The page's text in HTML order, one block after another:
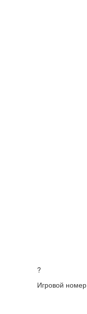
?
Игровой номер